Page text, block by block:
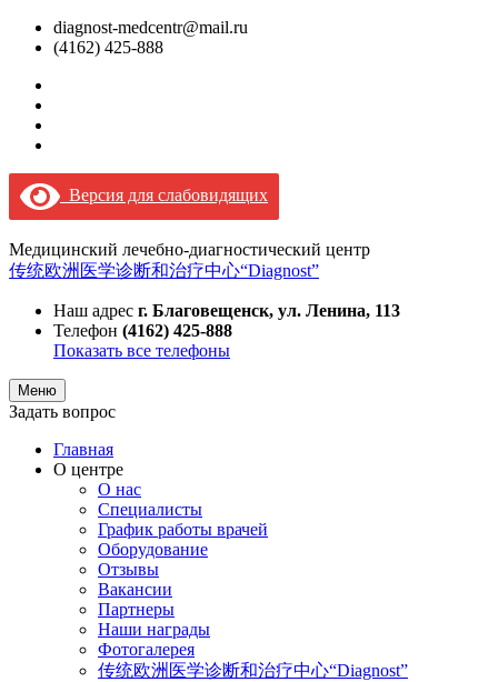
diagnost-medcentr@mail.ru
(4162) 425-888
Версия для слабовидящих
Медицинский лечебно-диагностический центр
传统欧洲医学诊断和治疗中心“Diagnost”
Наш адрес г. Благовещенск, ул. Ленина, 113
Телефон (4162) 425-888
Показать все телефоны
Меню
Задать вопрос
Главная
О центре
О нас
Специалисты
График работы врачей
Оборудование
Отзывы
Вакансии
Партнеры
Наши награды
Фотогалерея
传统欧洲医学诊断和治疗中心“Diagnost”